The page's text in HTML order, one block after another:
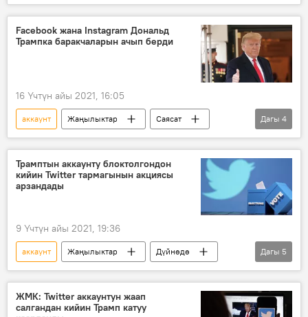
Кыргызстан
УКМК
Садыр Жапаров
Facebook
Facebook жана Instagram Дональд
Трампка баракчаларын ачып берди
16 Үчтүн айы 2021, 16:05
аккаунт Жаңылыктар
Саясат
Дүйнөдө
АКШ
Дональд Трамп
Дагы 4
Трамптын аккаунту блоктолгондон
кийин Twitter тармагынын акциясы
арзандады
9 Үчтүн айы 2021, 19:36
аккаунт Жаңылыктар
Дүйнөдө
Коом
Twitter
акция
Дональд Трамп
Дагы 5
ЖМК: Twitter аккаунтун жаап
салгандан кийин Трамп катуу